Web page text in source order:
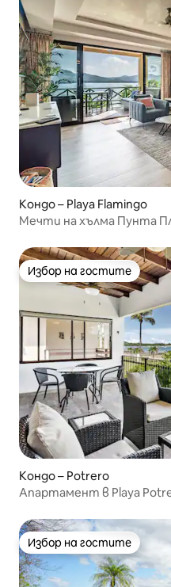
Кондо – Playa Flamingo
Мечти на хълма Пунта
Избор на гостите
Избор на гостите
Кондо – Potrero
Апартамент в Playa
Избор на гостите
Избор на гостите